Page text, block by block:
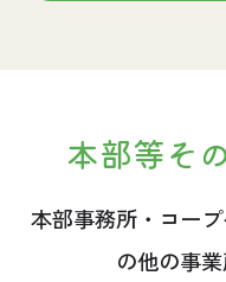
本部等そ
本部事務所・コー
の他の事